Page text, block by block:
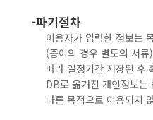
-파기절차
이용자가 입력한 정보는
(종이의 경우 별도의 서
따라 일정기간 저장된 후
DB로 옮겨진 개인정보는
다른 목적으로 이용되지